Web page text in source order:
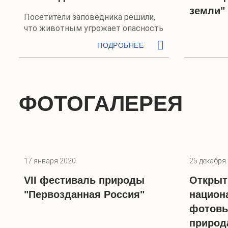
Посетители заповедника решили,
что животным угрожает опасность
ПОДРОБНЕЕ
земли"
ФОТОГАЛЕРЕЯ
17 января 2020
VII фестиваль природы
"Первозданная Россия"
25 декабря